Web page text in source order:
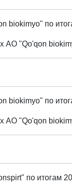
biokimyo" по
АО "Qo'qon
biokimyo" по
АО "Qo'qon
по итогам